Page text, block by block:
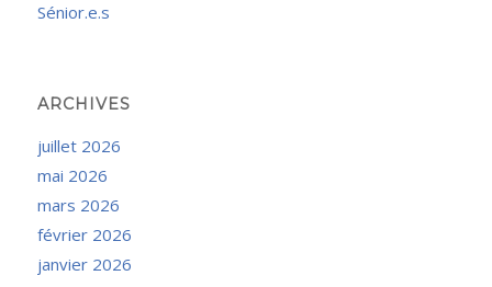
Sénior.e.s
ARCHIVES
juillet 2026
mai 2026
mars 2026
février 2026
janvier 2026